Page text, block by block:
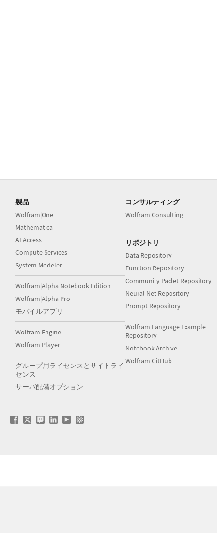
製品
Wolfram|One
Mathematica
AI Access
Compute Services
System Modeler
Wolfram|Alpha Notebook Edition
Wolfram|Alpha Pro
モバイルアプリ
Wolfram Engine
Wolfram Player
グループ用ライセンスとサイトライ
センス
サーバ配備オプション
コンサルティング
Wolfram Consulting
リポジトリ
Data Repository
Function Repository
Community Paclet Repository
Neural Net Repository
Prompt Repository
Wolfram Language Example
Repository
Notebook Archive
Wolfram GitHub